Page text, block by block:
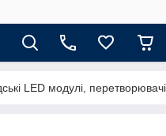
LED модулі,